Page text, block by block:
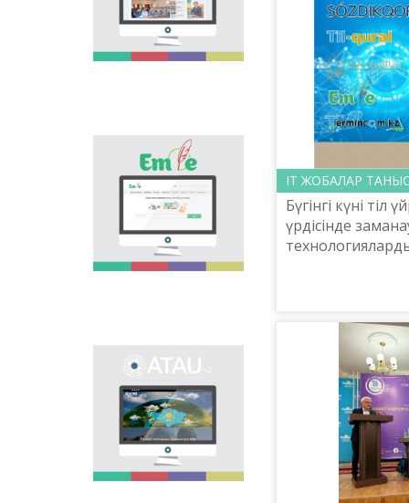
national language.
Portal “Til alemi”, which
is the first project of
our country in this
Electronic base
“emle.kz” is devoted to
orthography of Kazakh
language. Following is
presented in the base:
spelling dictionary of
words approved and
applied in Kazakh
Primary purpose of
onomastic electronic
base is unification of
onomastic names by
means of collection of
information on names
of streets, population
centers, institutions
ІТ ЖОБАЛАР
Бүгінгі күні тіл
үрдісінде